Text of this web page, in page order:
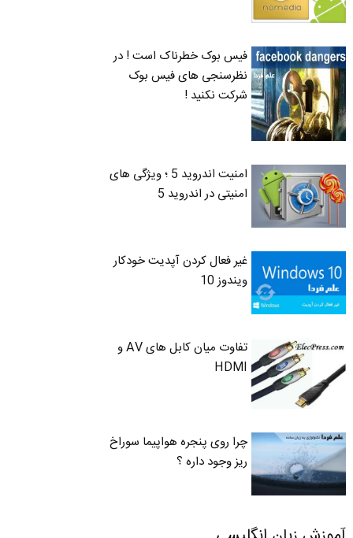
فیس بوک خطرناک است ! در
نظرسنجی های فیس بوک
شرکت نکنید !
امنیت اندروید 5 ؛ ویژگی های
امنیتی در اندروید 5
غیر فعال کردن آپدیت خودکار
ویندوز 10
تفاوت میان کابل های AV و
HDMI
چرا روی پنجره هواپیما سوراخ
ریز وجود داره ؟